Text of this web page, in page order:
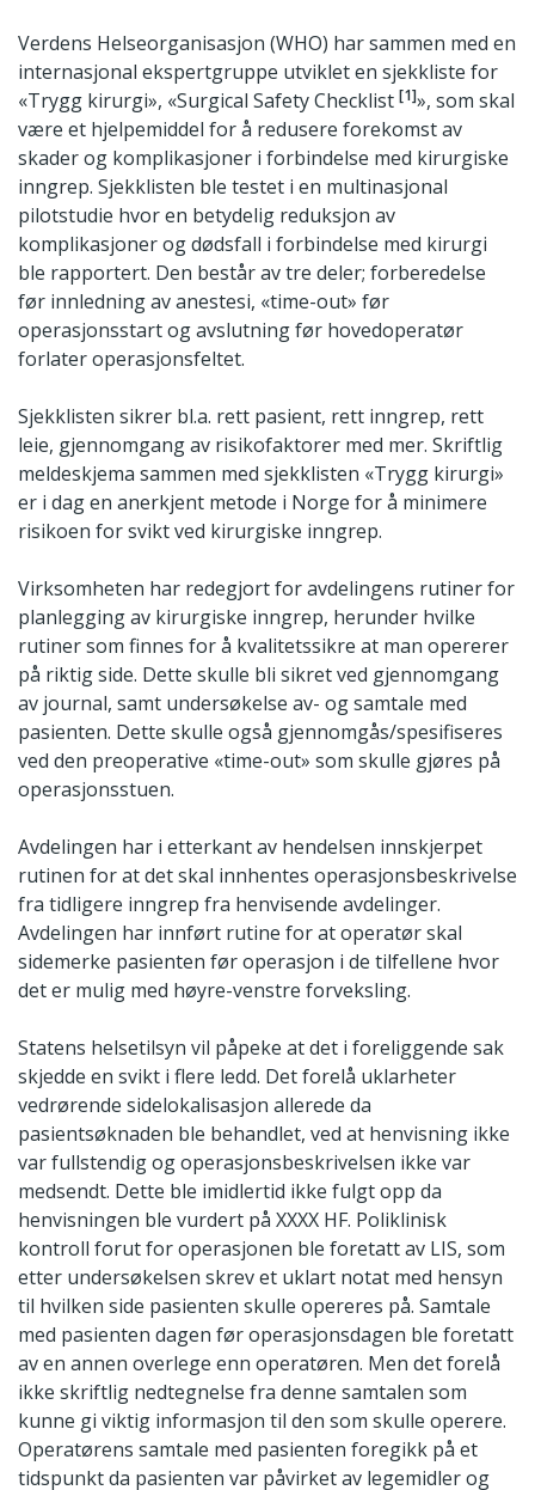
Verdens Helseorganisasjon (WHO) har sammen med en
internasjonal ekspertgruppe utviklet en sjekkliste for
«Trygg kirurgi», «Surgical Safety Checklist [1]», som skal
være et hjelpemiddel for å redusere forekomst av
skader og komplikasjoner i forbindelse med kirurgiske
inngrep. Sjekklisten ble testet i en multinasjonal
pilotstudie hvor en betydelig reduksjon av
komplikasjoner og dødsfall i forbindelse med kirurgi
ble rapportert. Den består av tre deler; forberedelse
før innledning av anestesi, «time-out» før
operasjonsstart og avslutning før hovedoperatør
forlater operasjonsfeltet.
Sjekklisten sikrer bl.a. rett pasient, rett inngrep, rett
leie, gjennomgang av risikofaktorer med mer. Skriftlig
meldeskjema sammen med sjekklisten «Trygg kirurgi»
er i dag en anerkjent metode i Norge for å minimere
risikoen for svikt ved kirurgiske inngrep.
Virksomheten har redegjort for avdelingens rutiner for
planlegging av kirurgiske inngrep, herunder hvilke
rutiner som finnes for å kvalitetssikre at man opererer
på riktig side. Dette skulle bli sikret ved gjennomgang
av journal, samt undersøkelse av- og samtale med
pasienten. Dette skulle også gjennomgås/spesifiseres
ved den preoperative «time-out» som skulle gjøres på
operasjonsstuen.
Avdelingen har i etterkant av hendelsen innskjerpet
rutinen for at det skal innhentes operasjonsbeskrivelse
fra tidligere inngrep fra henvisende avdelinger.
Avdelingen har innført rutine for at operatør skal
sidemerke pasienten før operasjon i de tilfellene hvor
det er mulig med høyre-venstre forveksling.
Statens helsetilsyn vil påpeke at det i foreliggende sak
skjedde en svikt i flere ledd. Det forelå uklarheter
vedrørende sidelokalisasjon allerede da
pasientsøknaden ble behandlet, ved at henvisning ikke
var fullstendig og operasjonsbeskrivelsen ikke var
medsendt. Dette ble imidlertid ikke fulgt opp da
henvisningen ble vurdert på XXXX HF. Poliklinisk
kontroll forut for operasjonen ble foretatt av LIS, som
etter undersøkelsen skrev et uklart notat med hensyn
til hvilken side pasienten skulle opereres på. Samtale
med pasienten dagen før operasjonsdagen ble foretatt
av en annen overlege enn operatøren. Men det forelå
ikke skriftlig nedtegnelse fra denne samtalen som
kunne gi viktig informasjon til den som skulle operere.
Operatørens samtale med pasienten foregikk på et
tidspunkt da pasienten var påvirket av legemidler og